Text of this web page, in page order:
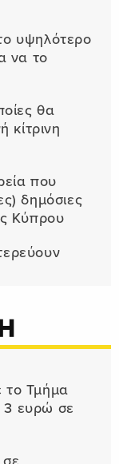
υψηλότερο
να το
θα
κίτρινη
που
δημόσιες
Κύπρου
το Τμήμα
3 ευρώ σε